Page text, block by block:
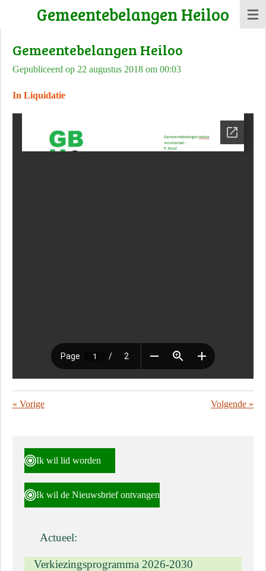
naar
Gemeentebelangen Heiloo
Gemeentebelangen Heiloo
Gepubliceerd op 22 augustus 2018 om 00:03
In Liquidatie
« Vorige Volgende »
Ik wil lid worden
Ik wil de Nieuwsbrief ontvangen
Actueel:
Verkiezingsprogramma 2026-2030